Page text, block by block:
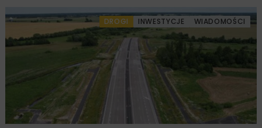
DROGI INWESTYCJE WIADOMOŚCI